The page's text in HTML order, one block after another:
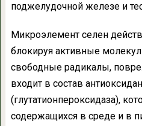
поджелудочной железе и
Микроэлемент селен
блокируя активные
свободные радикалы,
входит в состав
(глутатионпероксидаза),
содержащихся в среде и в